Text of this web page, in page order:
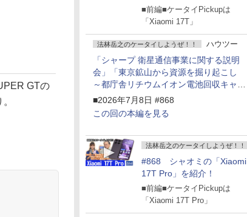
■前編■ケータイPickupは
「Xiaomi 17T」
法林岳之のケータイしようぜ！！ ハウツー
「シャープ 衛星通信事業に関する説明
会」「東京鉱山から資源を掘り起こし
～都庁舎リチウムイオン電池回収キャン
ペーン～」
■2026年7月8日 #868
この回の本編を見る
法林岳之のケータイしようぜ！！
#868 シャオミの「Xiaomi
17T Pro」を紹介！
■前編■ケータイPickupは
「Xiaomi 17T Pro」
GTの